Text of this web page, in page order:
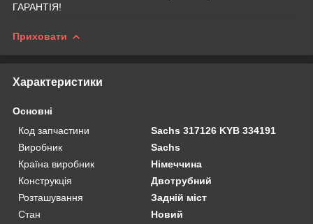
ГАРАНТІЯ!
Приховати
Характеристики
Основні
Код запчастини
Sachs 317126 KYB 334191
Виробник
Sachs
Країна виробник
Німеччина
Конструкція
Двотрубний
Розташування
Задній міст
Стан
Новий